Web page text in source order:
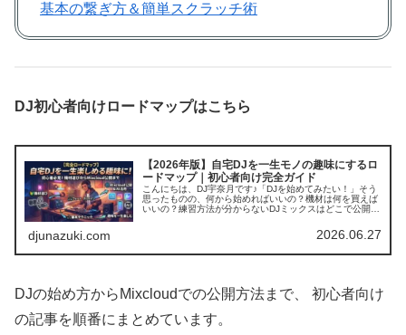
基本の繋ぎ方＆簡単スクラッチ術
DJ初心者向けロードマップはこちら
【2026年版】自宅DJを一生モノの趣味にするロ
ードマップ｜初心者向け完全ガイド
こんにちは、DJ宇奈月です♪「DJを始めてみたい！」そう
思ったものの、何から始めればいいの？機材は何を買えば
いいの？練習方法が分からないDJミックスはどこで公開す
djunazuki.com 2026.06.27
DJの始め方からMixcloudでの公開方法まで、 初心者向け
の記事を順番にまとめています。